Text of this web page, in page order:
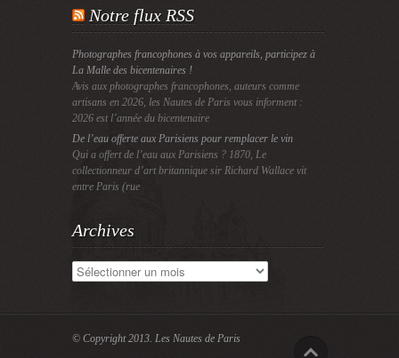
Notre flux RSS
Photographes francophones à vos appareils, participez à
La Malle des bicentenaires !
Avis aux photographes francophones, auteurs comme
artisans en 2026, les Nautes de Paris vous informent :
2026 est l’année du bicentenaire
De l’eau offerte aux Parisiens pour remplacer le vin
Qui a offert de l’eau aux Parisiens ? 1870, Le
collectionneur d’art britannique sir Richard Wallace vit
entre Paris (rue
Archives
Archives
© Copyright 2013. Les Nautes de Paris